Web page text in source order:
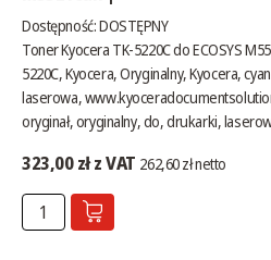
Dostępność:DOSTĘPNY
Toner Kyocera TK-5220C do ECOSYS
5220C, Kyocera, Oryginalny, Kyocera,
laserowa,
oryginał, oryginalny, do, drukarki,
323,00 zł z VAT 262,60 zł netto